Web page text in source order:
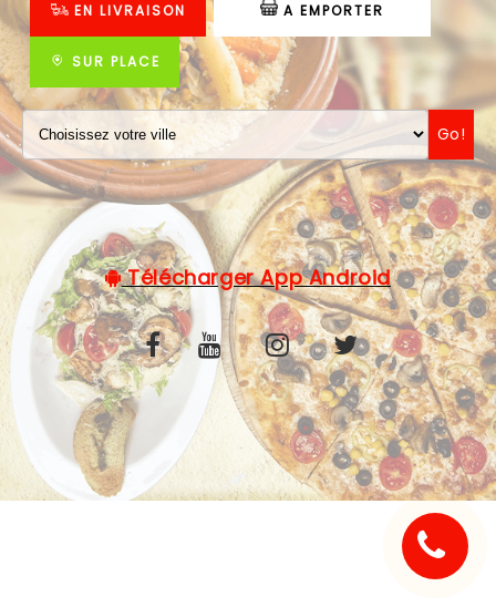
NOTRE RESTAURANT
VOS AVIS
MENTIONS LÉGALES
EN LIVRAISON A EMPORTER
SUR PLACE
Go!
Télécharger App Android